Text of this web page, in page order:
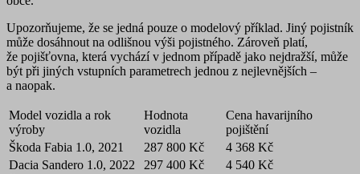
Upozorňujeme, že se jedná pouze o modelový příklad. Jiný pojistník
může dosáhnout na odlišnou výši pojistného. Zároveň platí,
že pojišťovna, která vychází v jednom případě jako nejdražší, může
být při jiných vstupních parametrech jednou z nejlevnějších –
a naopak.
Model vozidla a rok
výroby
Hodnota
vozidla
Cena havarijního
pojištění
Škoda Fabia 1.0, 2021
287 800 Kč
4 368 Kč
Dacia Sandero 1.0, 2022
297 400 Kč
4 540 Kč